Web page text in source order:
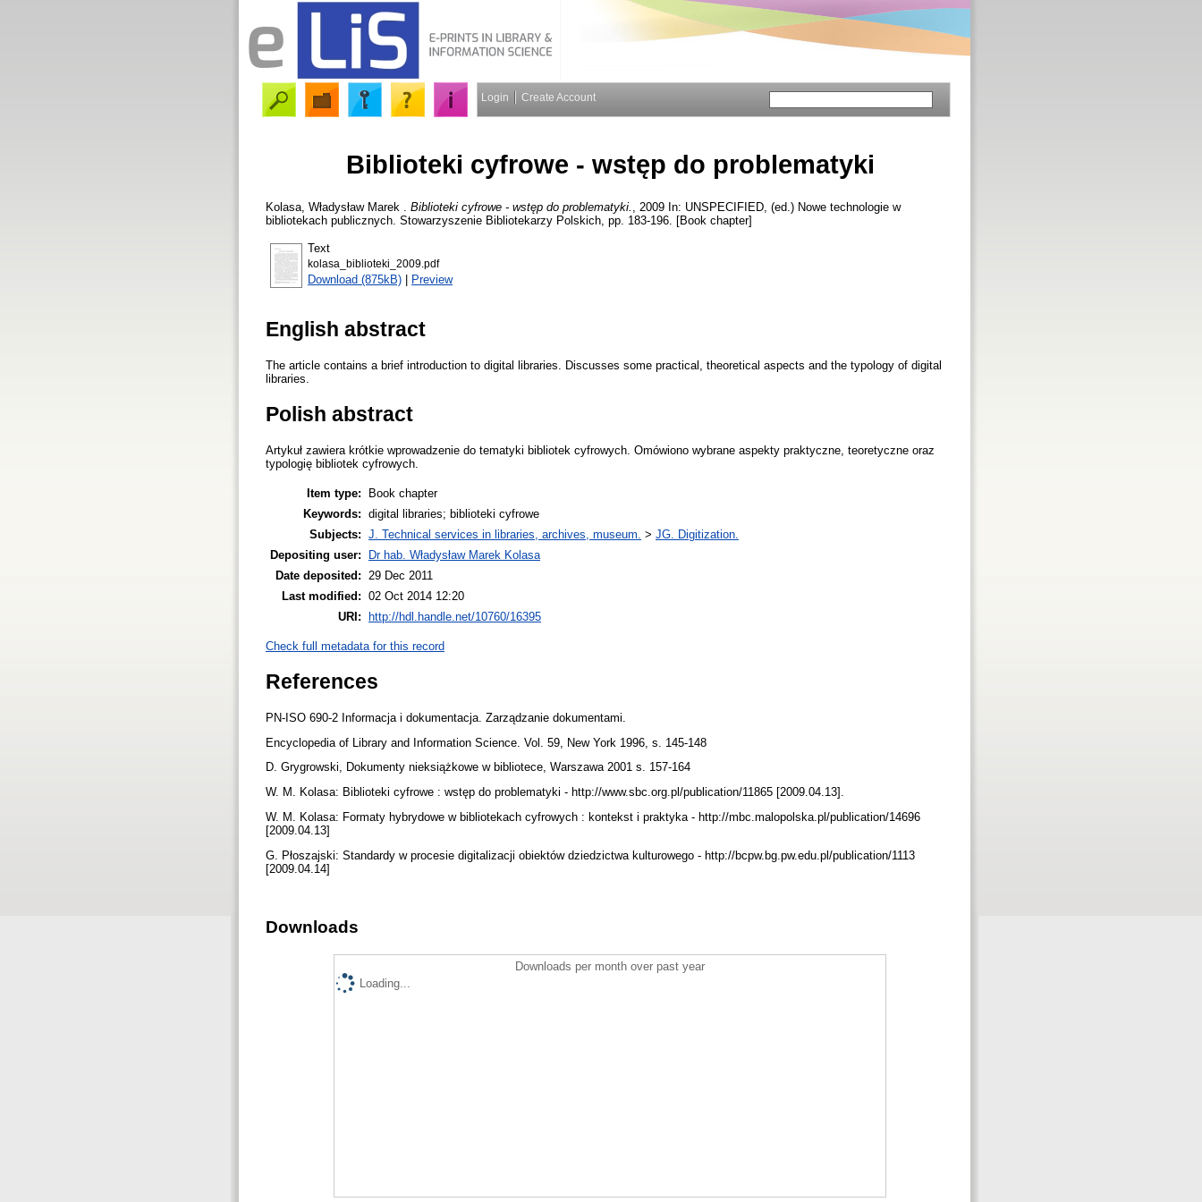
Login Create Account
Biblioteki cyfrowe - wstęp do problematyki
Kolasa, Władysław Marek Biblioteki cyfrowe - wstęp do problematyki.
, 2009 In: UNSPECIFIED, (ed.) Nowe technologie w
bibliotekach publicznych. Stowarzyszenie Bibliotekarzy Polskich, pp. 183-196. [Book chapter]
Text
kolasa_biblioteki_2009.pdf
Download (875kB) | Preview
English abstract
The article contains a brief introduction to digital libraries. Discusses some practical, theoretical aspects and the typology of digital
libraries.
Polish abstract
Artykuł zawiera krótkie wprowadzenie do tematyki bibliotek cyfrowych. Omówiono wybrane aspekty praktyczne, teoretyczne oraz
typologię bibliotek cyfrowych.
Item type:
Book chapter
Keywords: digital libraries; biblioteki cyfrowe
Subjects: J. Technical services in libraries, archives, museum. > JG. Digitization.
Depositing user:
Dr hab. Władysław Marek Kolasa
Date deposited:
29 Dec 2011
Last modified: 02 Oct 2014 12:20
URI:
http://hdl.handle.net/10760/16395
Check full metadata for this record
References
PN-ISO 690-2 Informacja i dokumentacja. Zarządzanie dokumentami.
Encyclopedia of Library and Information Science. Vol. 59, New York 1996, s. 145-148
D. Grygrowski, Dokumenty nieksiążkowe w bibliotece, Warszawa 2001 s. 157-164
W. M. Kolasa: Biblioteki cyfrowe : wstęp do problematyki - http://www.sbc.org.pl/publication/11865 [2009.04.13].
W. M. Kolasa: Formaty hybrydowe w bibliotekach cyfrowych : kontekst i praktyka - http://mbc.malopolska.pl/publication/14696
[2009.04.13]
G. Płoszajski: Standardy w procesie digitalizacji obiektów dziedzictwa kulturowego - http://bcpw.bg.pw.edu.pl/publication/1113
[2009.04.14]
Downloads
Downloads per month over past year
Loading...